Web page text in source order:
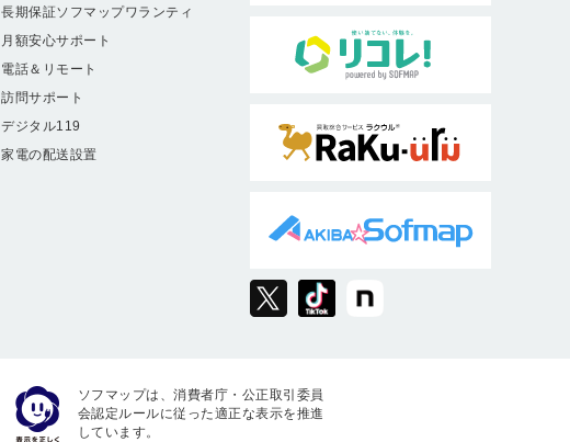
長期保証ソフマップワランティ
月額安心サポート
電話＆リモート
訪問サポート
デジタル119
家電の配送設置
ソフマップは、消費者庁・公正取引委員
会認定ルールに従った適正な表示を推進
しています。